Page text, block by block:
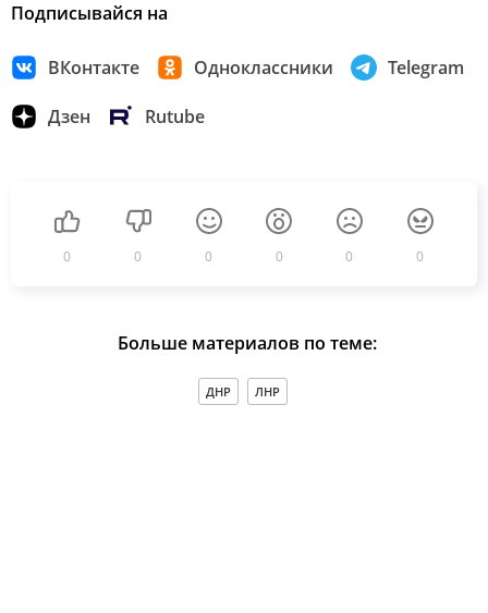
Подписывайся на
ВКонтакте Одноклассники Telegram
Дзен Rutube
0 0 0 0 0 0
Больше материалов по теме:
ДНР ЛНР